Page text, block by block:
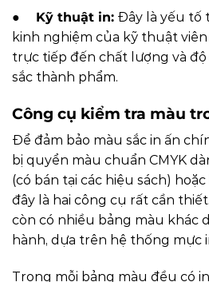
● Kỹ thuật in: Đây là yếu tố
kinh nghiệm của kỹ thuật
trực tiếp đến chất lượng và
sắc thành phẩm.
Công cụ kiểm tra màu
Để đảm bảo màu sắc in ấn
bị quyển màu chuẩn CMYK
(có bán tại các hiệu sách)
đây là hai công cụ rất cần
còn có nhiều bảng màu khác
hành, dựa trên hệ thống mực
Trong mỗi bảng màu đều có